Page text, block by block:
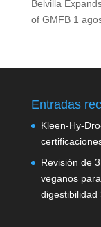
Belvilla
of GMFB 1
Entradas
Kleen-Hy-
Revisión de
veganos
digestibilidad